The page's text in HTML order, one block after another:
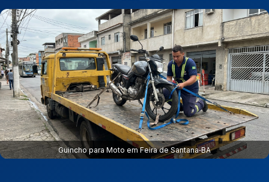
Guincho para Moto em Feira de Santana‑BA